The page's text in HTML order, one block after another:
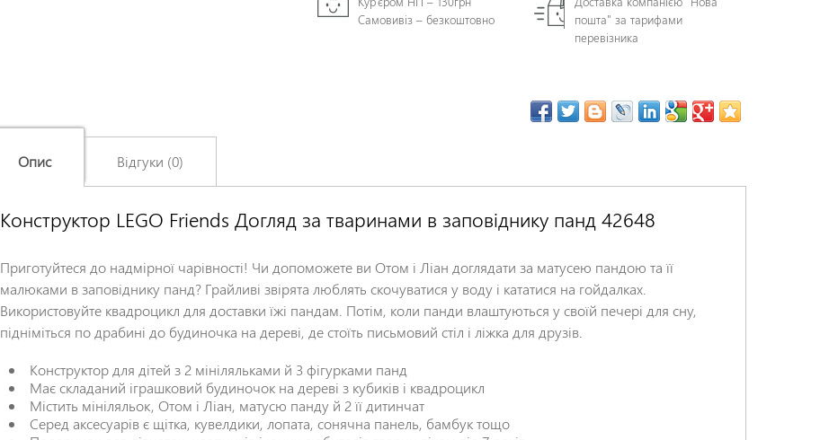
Самовивіз – безкоштовно
пошта" за тарифами
перевізника
Опис Відгуки (0)
Конструктор LEGO Friends Догляд за тваринами в заповіднику панд 42648
Приготуйтеся до надмірної чарівності! Чи допоможете ви Отом і Ліан доглядати за матусею пандою та її
малюками в заповіднику панд? Грайливі звірята люблять скочуватися у воду і кататися на гойдалках.
Використовуйте квадроцикл для доставки їжі пандам. Потім, коли панди влаштуються у своїй печері для сну,
підніміться по драбині до будиночка на дереві, де стоїть письмовий стіл і ліжка для друзів.
Конструктор для дітей з 2 мініляльками й 3 фігурками панд
Має складаний іграшковий будиночок на дереві з кубиків і квадроцикл
Містить мініляльок, Отом і Ліан, матусю панду й 2 її дитинчат
Серед аксесуарів є щітка, кувелдики, лопата, сонячна панель, бамбук тощо
Залишіть відгук про цей товар першими
*
Заголовок відгуку
*
Відгук